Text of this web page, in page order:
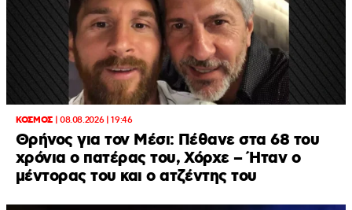
ΚΟΣΜΟΣ| 08.08.2026 | 19:46
Θρήνος για τον Μέσι: Πέθανε στα 68 του
χρόνια ο πατέρας του, Χόρχε – Ήταν ο
μέντορας του και ο ατζέντης του